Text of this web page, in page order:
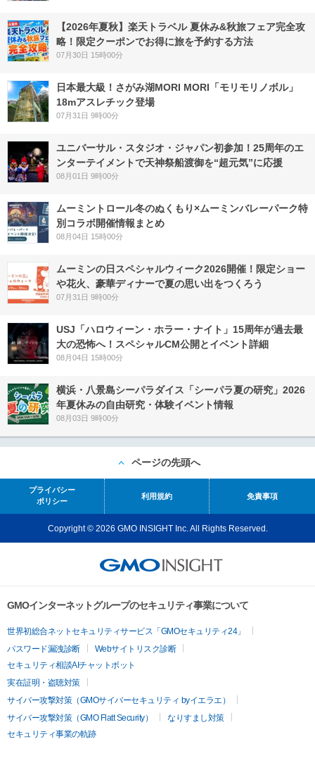
【2026年夏秋】楽天トラベル 夏休み&秋旅フェア完全攻
略！限定クーポンでお得に旅を予約する方法
07月30日 15時00分
日本最大級！さがみ湖MORI MORI「モリモリノボル」
18mアスレチック登場
07月31日 9時00分
ユニバーサル・スタジオ・ジャパン初参加！25周年のエ
ンターテイメントで天神祭船渡御を“超元気”に応援
08月01日 9時00分
ムーミントロール冬のぬくもり×ムーミンバレーパーク特
別コラボ開催情報まとめ
08月04日 15時00分
ムーミンの日スペシャルウィーク2026開催！限定ショー
や花火、豪華ディナーで夏の思い出をつくろう
07月31日 9時00分
USJ「ハロウィーン・ホラー・ナイト」15周年が過去最
大の恐怖へ！スペシャルCM公開とイベント詳細
08月04日 15時00分
横浜・八景島シーパラダイス「シーパラ夏の研究」2026
年夏休みの自由研究・体験イベント情報
08月03日 9時00分
ページの先頭へ
プライバシー
ポリシー
利用規約 免責事項
Copyright © 2026 GMO INSIGHT Inc. All Rights Reserved.
GMOインターネットグループのセキュリティ事業について
世界初総合ネットセキュリティサービス「GMOセキュリティ24」
パスワード漏洩診断
Webサイトリスク診断
セキュリティ相談AIチャットボット
実在証明・盗聴対策
サイバー攻撃対策（GMOサイバーセキュリティ byイエラエ）
サイバー攻撃対策（GMO Flatt Security）
なりすまし対策
セキュリティ事業の軌跡